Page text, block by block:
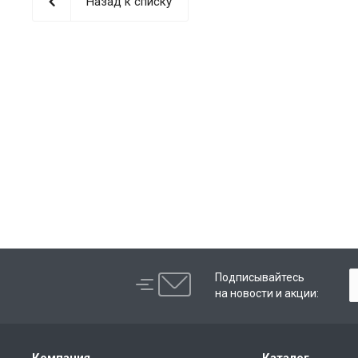
Подписывайтесь
на новости и акции: